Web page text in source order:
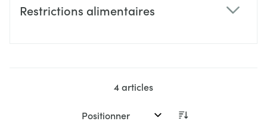
Restrictions alimentaires
4articles
Trier par: